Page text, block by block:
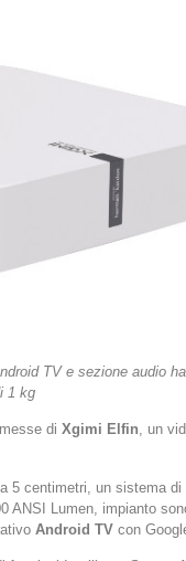
TV e sezione audio
1 kg
di Xgimi Elfin, un
5 centimetri, un sistema di
ANSI Lumen, impianto
Android TV con